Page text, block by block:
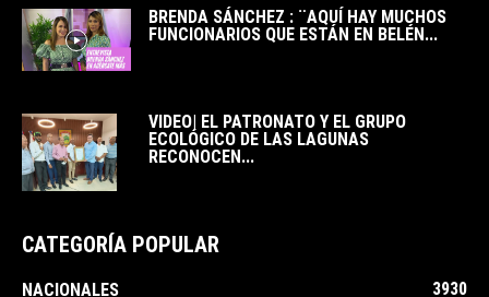
BRENDA SÁNCHEZ : ¨AQUÍ HAY MUCHOS
FUNCIONARIOS QUE ESTÁN EN BELÉN...
VIDEO| EL PATRONATO Y EL GRUPO
ECOLÓGICO DE LAS LAGUNAS
RECONOCEN...
CATEGORÍA POPULAR
NACIONALES 3930